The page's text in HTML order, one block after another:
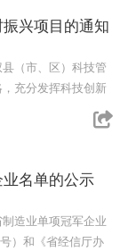
兴项目的通知
（市、区）科技管
充分发挥科技创新
名单的公示
造业单项冠军企业
）和《省经信厅办